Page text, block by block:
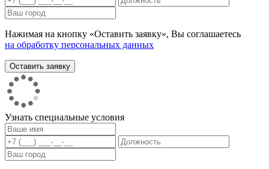
Нажимая на кнопку «Оставить заявку», Вы соглашаетесь
на обработку персональных данных
Узнать специальные условия